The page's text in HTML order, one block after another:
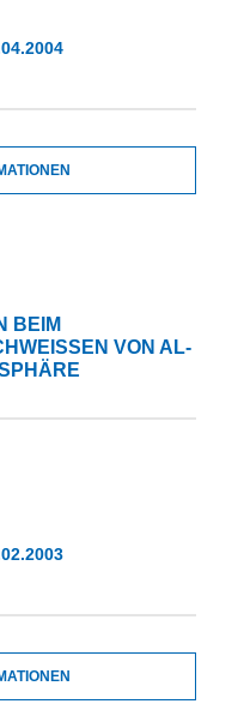
BEIM
VON AL-W